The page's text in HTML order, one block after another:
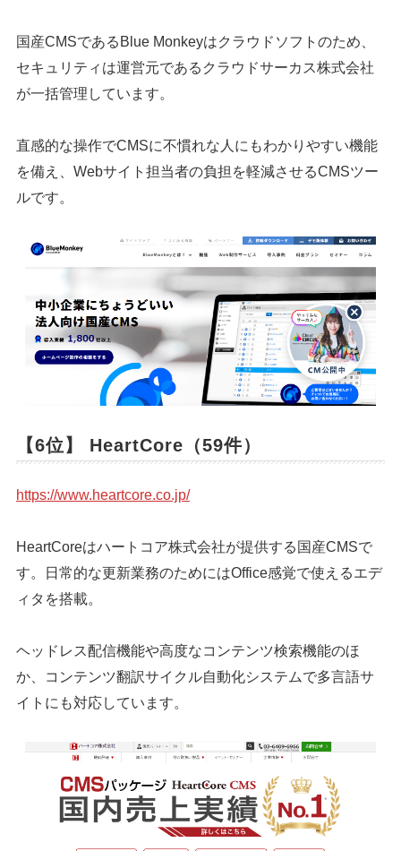
国産CMSであるBlue Monkeyはクラウドソフトのため、
セキュリティは運営元であるクラウドサーカス株式会社
が一括管理しています。
直感的な操作でCMSに不慣れな人にもわかりやすい機能
を備え、Webサイト担当者の負担を軽減させるCMSツー
ルです。
【6位】 HeartCore（59件）
https://www.heartcore.co.jp/
HeartCoreはハートコア株式会社が提供する国産CMSで
す。日常的な更新業務のためにはOffice感覚で使えるエデ
ィタを搭載。
ヘッドレス配信機能や高度なコンテンツ検索機能のほ
か、コンテンツ翻訳サイクル自動化システムで多言語サ
イトにも対応しています。